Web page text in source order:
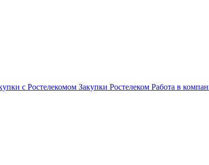
с Ростелекомом Закупки Ростелеком Работа в